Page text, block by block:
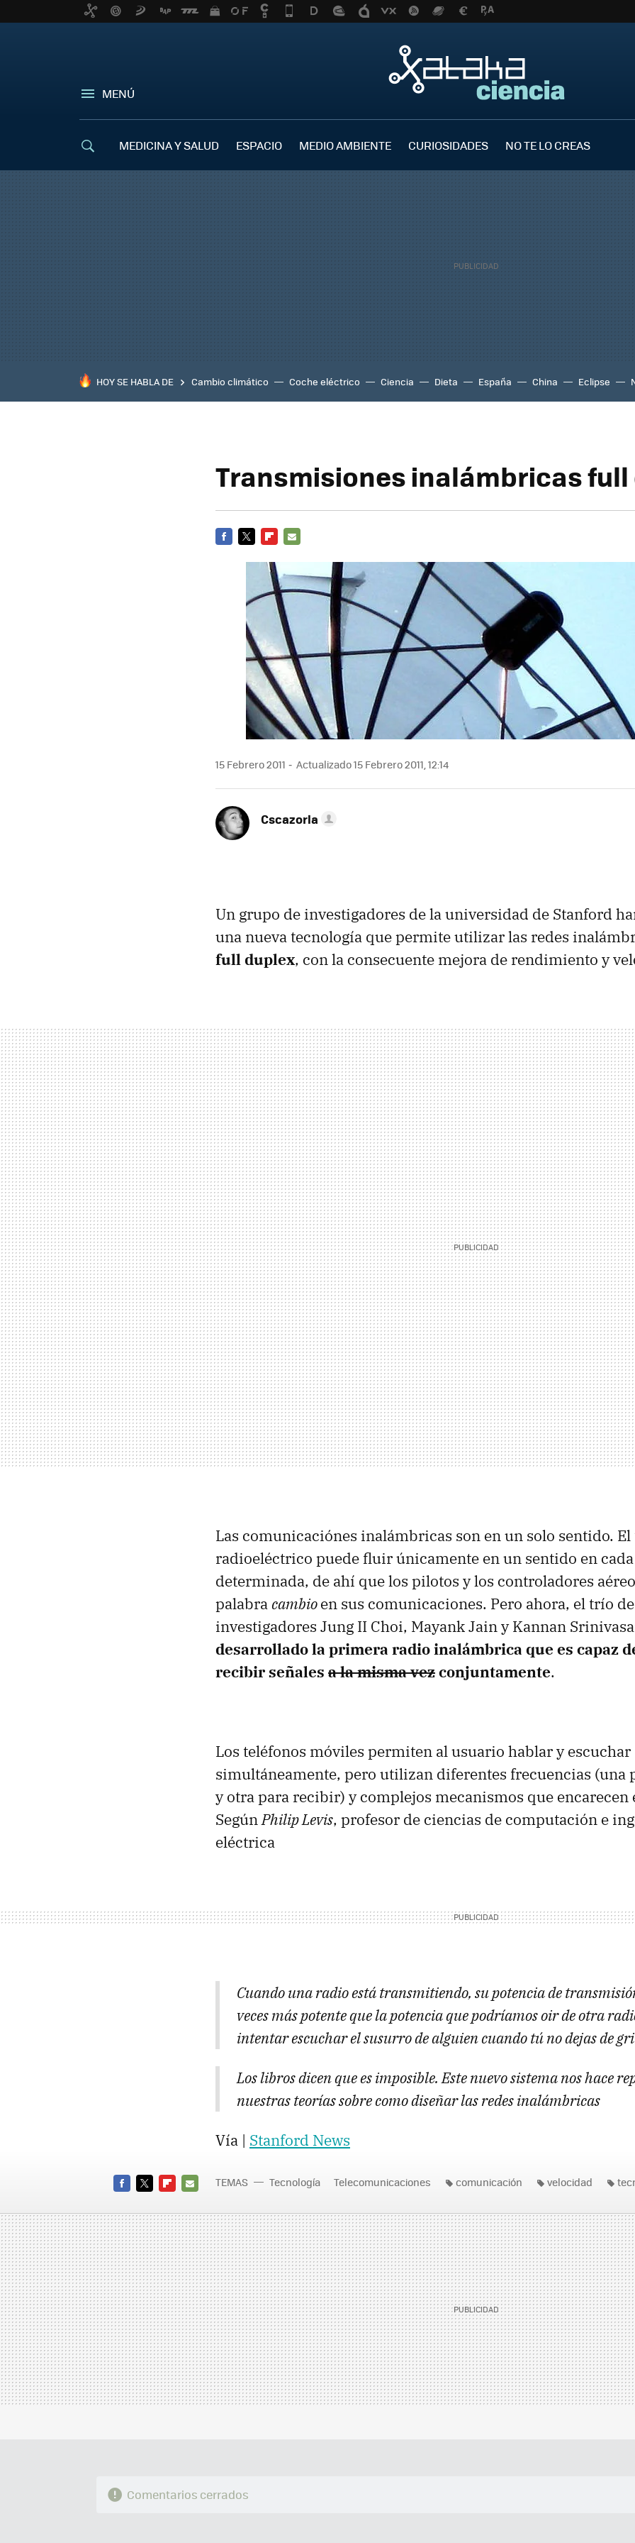
MENÚ
MEDICINA Y SALUD ESPACIO MEDIO AMBIENTE CURIOSIDADES NO TE LO CREAS
HOY SE HABLA DE Cambio climático Coche eléctrico Ciencia Dieta España China Eclipse
Transmisiones inalámbricas
MAIL
15 Febrero 2011 Actualizado 15 Febrero 2011, 12:14
Cscazorla
Un grupo de investigadores de la universidad de Stanford
una nueva tecnología que permite utilizar las redes
full duplex, con la consecuente mejora de rendimiento y
Las comunicaciónes inalámbricas son en un solo sentido.
radioeléctrico puede fluir únicamente en un sentido en
determinada, de ahí que los pilotos y los controladores
palabra cambioen sus comunicaciones. Pero ahora, el trío de
investigadores Jung II Choi, Mayank Jain y Kannan
desarrollado la primera radio inalámbrica que es capaz
recibir señales a la misma vezconjuntamente.
Los teléfonos móviles permiten al usuario hablar y escuchar
simultáneamente, pero utilizan diferentes frecuencias (una
y otra para recibir) y complejos mecanismos que encarecen
SegúnPhilip Levis, profesor de ciencias de computación e
eléctrica
Cuando una radio está transmitiendo, su potencia de
veces más potente que la potencia que podríamos oir de otra
intentar escuchar el susurro de alguien cuando tú no dejas de
Los libros dicen que es imposible. Este nuevo sistema nos hace
nuestras teorías sobre como diseñar las redes inalámbricas
Vía | Stanford News
MAIL
TEMAS Tecnología Telecomunicaciones comunicación velocidad
Comentarios cerrados